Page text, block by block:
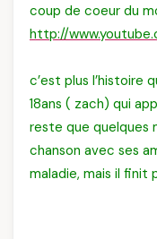
coup de coeur du
http://
c’est plus l’histoire
18ans ( zach) qui
reste que quelques
chanson avec ses
maladie, mais il finit